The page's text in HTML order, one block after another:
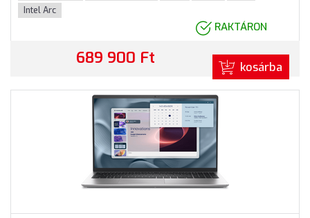
Intel Arc
RAKTÁRON
689 900 Ft kosárba